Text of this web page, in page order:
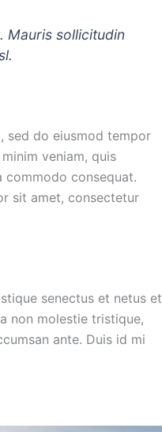
Mauris sollicitudin
sed do eiusmod tempor
veniam, quis
consequat.
sit amet, consectetur
senectus et netus et
non molestie tristique,
ante. Duis id mi